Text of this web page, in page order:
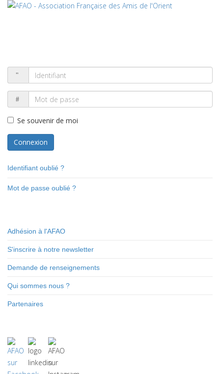
Se souvenir de moi
Connexion
Identifiant oublié ?
Mot de passe oublié ?
Adhésion à l'AFAO
S'inscrire à notre newsletter
Demande de renseignements
Qui sommes nous ?
Partenaires